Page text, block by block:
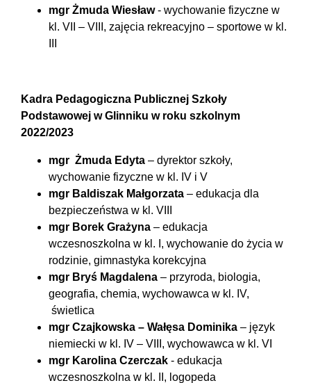
mgr Żmuda Wiesław- wychowanie fizyczne w
kl. VII – VIII, zajęcia rekreacyjno – sportowe w kl.
Kadra Pedagogiczna Publicznej Szkoły
Podstawowej w Glinniku w roku szkolnym
2022/2023
mgr Żmuda Edyta – dyrektor szkoły,
wychowanie fizyczne w kl. IV i V
mgr Baldiszak Małgorzata – edukacja dla
bezpieczeństwa w kl. VIII
mgr Borek Grażyna – edukacja
wczesnoszkolna w kl. I, wychowanie do życia w
rodzinie, gimnastyka korekcyjna
mgr Bryś Magdalena – przyroda, biologia,
geografia, chemia, wychowawca w kl. IV,
świetlica
mgr Czajkowska – Wałęsa Dominika – język
niemiecki w kl. IV – VIII, wychowawca w kl. VI
mgr Karolina Czerczak - edukacja
wczesnoszkolna w kl. II, logopeda